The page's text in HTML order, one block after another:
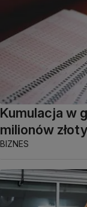
Kumulacja w
milionów
BIZNES